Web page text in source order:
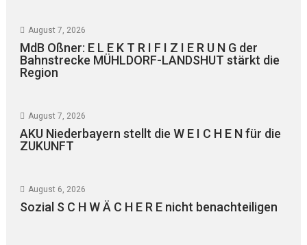
August 7, 2026
MdB Oßner: E L E K T R I F I Z I E R U N G der
Bahnstrecke MÜHLDORF-LANDSHUT stärkt die
Region
August 7, 2026
AKU Niederbayern stellt die W E I C H E N für die
ZUKUNFT
August 6, 2026
Sozial S C H W Ä C H E R E nicht benachteiligen